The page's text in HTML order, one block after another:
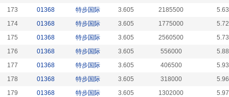
173
01368 特步国际 3.605 2185500
174
01368 特步国际 3.605 1775000
175
01368 特步国际 3.605 2560500
176
01368 特步国际 3.605 556000
177
01368 特步国际 3.605 406500
178
01368 特步国际 3.605 318000
179
01368 特步国际 3.605 1302000